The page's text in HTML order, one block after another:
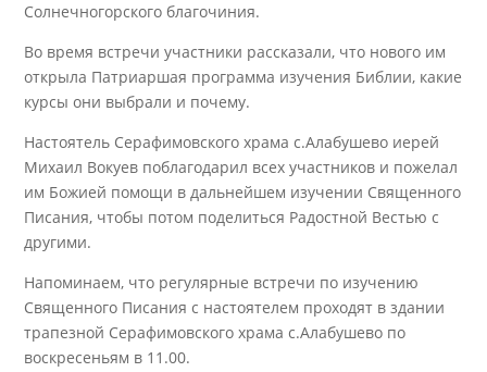
Солнечногорского благочиния.
Во время встречи участники рассказали, что нового им
открыла Патриаршая программа изучения Библии, какие
курсы они выбрали и почему.
Настоятель Серафимовского храма с.Алабушево иерей
Михаил Вокуев поблагодарил всех участников и пожелал
им Божией помощи в дальнейшем изучении Священного
Писания, чтобы потом поделиться Радостной Вестью с
другими.
Напоминаем, что регулярные встречи по изучению
Священного Писания с настоятелем проходят в здании
трапезной Серафимовского храма с.Алабушево по
воскресеньям в 11.00.